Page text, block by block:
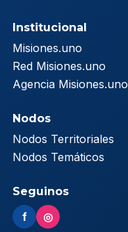
Institucional
Misiones.uno
Red Misiones.uno
Agencia Misiones.uno
Nodos
Nodos Territoriales
Nodos Temáticos
Seguinos
f ◎